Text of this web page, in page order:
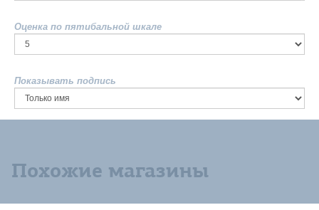
Оценка по пятибальной шкале
Показывать подпись
Похожие магазины